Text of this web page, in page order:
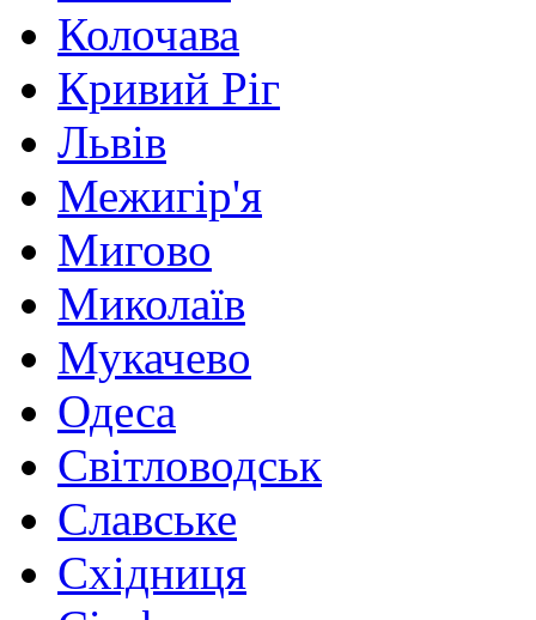
Колочава
Кривий Ріг
Львів
Межигір'я
Мигово
Миколаїв
Мукачево
Одеса
Світловодськ
Славське
Східниця